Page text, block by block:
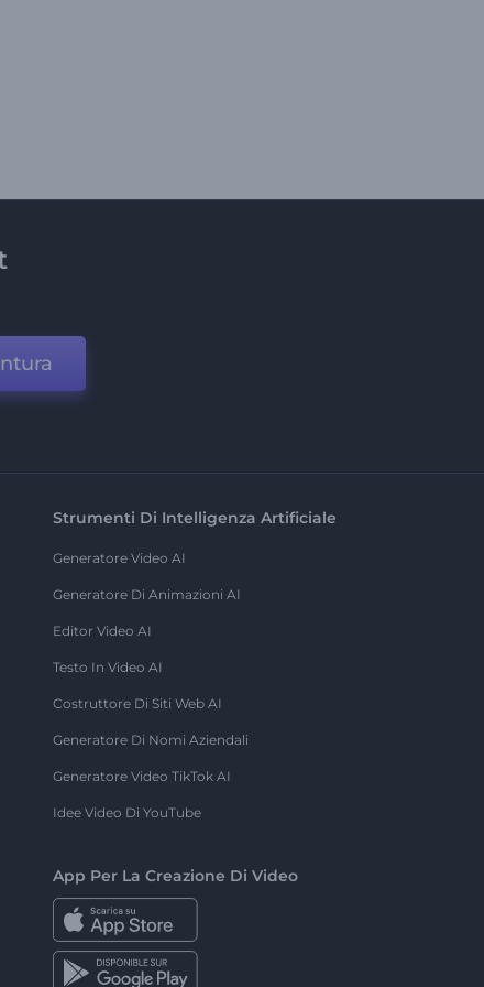
Strumenti Di Intelligenza Artificiale
Generatore Video AI
Generatore Di Animazioni AI
Editor Video AI
Testo In Video AI
Costruttore Di Siti Web AI
Generatore Di Nomi Aziendali
Generatore Video TikTok AI
Idee Video Di YouTube
App Per La Creazione Di Video